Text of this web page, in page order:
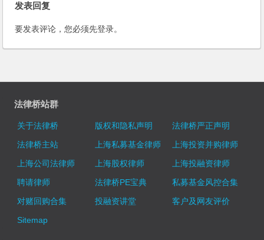
发表回复
要发表评论，您必须先登录。
法律桥站群
关于法律桥 版权和隐私声明
法律桥严正声明
法律桥主站
上海私募基金律师
上海投资并购律师
上海公司法律师
上海股权律师
上海投融资律师
聘请律师
法律桥PE宝典
私募基金风控合集
对赌回购合集
投融资讲堂
客户及网友评价
Sitemap